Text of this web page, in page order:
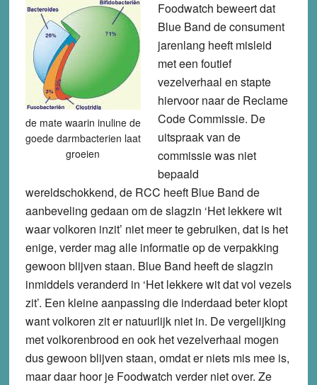
de mate waarin inuline de
goede darmbacterien laat
groeien
Foodwatch beweert dat
Blue Band de consument
jarenlang heeft misleid
met een foutief
vezelverhaal en stapte
hiervoor naar de Reclame
Code Commissie. De
uitspraak van de
commissie was niet
bepaald
wereldschokkend, de RCC heeft Blue Band de
aanbeveling gedaan om de slagzin ‘Het lekkere wit
waar volkoren inzit’ niet meer te gebruiken, dat is het
enige, verder mag alle informatie op de verpakking
gewoon blijven staan. Blue Band heeft de slagzin
inmiddels veranderd in ‘Het lekkere wit dat vol vezels
zit’. Een kleine aanpassing die inderdaad beter klopt
want volkoren zit er natuurlijk niet in. De vergelijking
met volkorenbrood en ook het vezelverhaal mogen
dus gewoon blijven staan, omdat er niets mis mee is,
maar daar hoor je Foodwatch verder niet over. Ze